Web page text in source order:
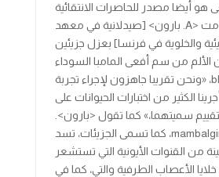
هو أيضا مصدر للحاصرات الانتقائية
للقنوات. فقد قامت <A. بارون> [صيدلانية في معهد
والخلوية في فرنسا] بعزل جزيئين
الألم من سم أفعى المامبا السوداء
black mamba، «ونحن تقريبا جاهزون لإجراء تجربة
الكثير من اختبارات الحيوانات على
سميتهما،» كما تقول <بارون>.
والمامبالجيناتmambalgins، كما تسمى الجزيئات، تسد
من القنوات الأيونية التي تستشعر
الأعصاب الطرفية والتي، كما في